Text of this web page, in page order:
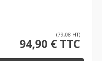
(79,08 HT)
94,90 € TTC